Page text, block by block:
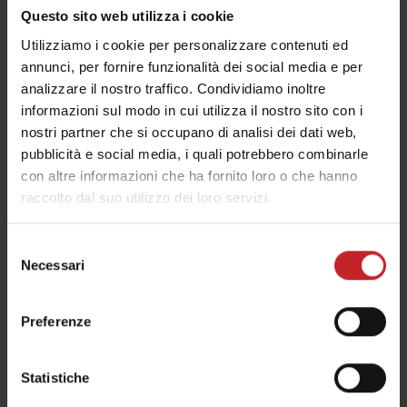
Questo sito web utilizza i cookie
Utilizziamo i cookie per personalizzare contenuti ed
annunci, per fornire funzionalità dei social media e per
analizzare il nostro traffico. Condividiamo inoltre
informazioni sul modo in cui utilizza il nostro sito con i
nostri partner che si occupano di analisi dei dati web,
pubblicità e social media, i quali potrebbero combinarle
con altre informazioni che ha fornito loro o che hanno
raccolto dal suo utilizzo dei loro servizi.
delNecessari
Preferenze
Statistiche
ruote, riducendo la necessità di passaggi di
livellamento aggiuntivi, facendo risparmiare
tempo e carburante all'agricoltore, afferma Magnus
Samuelsson, Concept Developer di Väderstad.
La nuova forma conica MixIn, che è una novità per
il modello del 2021, offre ulteriori vantaggi per
l'agricoltore. La parte superiore più ampia
longitudinale dei residui.
basso e 120 mm in alto, fornisce anche un migliore
nuovo sistema MixIn è un altro passo nella nostra